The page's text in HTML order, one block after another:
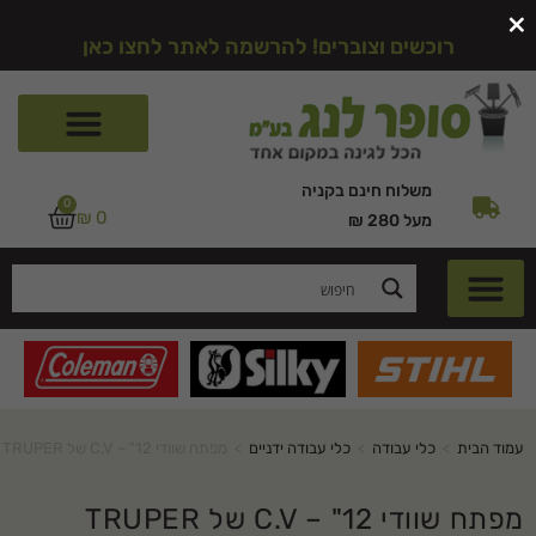
רוכשים וצוברים! להרשמה לאתר לחצו כאן
משלוח חינם בקניה
מעל 280 ₪
₪ 0
0
עמוד הבית כלי עבודה כלי עבודה ידניים
מפתח שוודי C.V – "12 של TRUPER
×